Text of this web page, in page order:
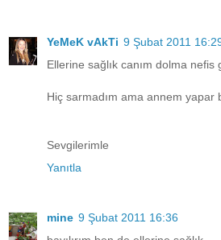
YeMeK vAkTi 9 Şubat 2011
Ellerine sağlık canım dolma nefis
Hiç sarmadım ama annem yapar
Sevgilerimle
Yanıtla
mine 9 Şubat 2011 16:36